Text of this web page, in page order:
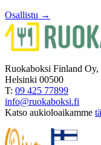
Osallistu →
Ruokaboksi Finland
Helsinki 00500
T: 09 425 77899
info@ruokaboksi.fi
Katso aukioloaikamme